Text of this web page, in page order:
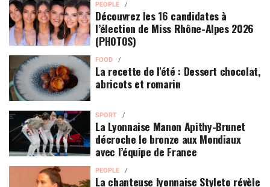
PEOPLE
Découvrez les 16 candidates à
l’élection de Miss Rhône-Alpes 2026
(PHOTOS)
FOOD
La recette de l'été : Dessert chocolat,
abricots et romarin
SPORT
La Lyonnaise Manon Apithy-Brunet
décroche le bronze aux Mondiaux
avec l’équipe de France
PEOPLE
La chanteuse lyonnaise Styleto révèle